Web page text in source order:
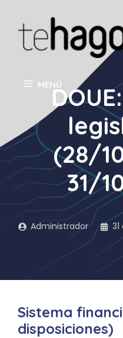
contenido
MENÚ
(28/
31/
Administrador
Sistema
disposiciones)